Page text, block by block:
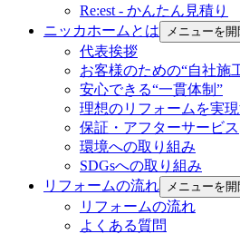
Re:est - かんたん見積り
ニッカホームとは
メニューを開
代表挨拶
お客様のための“自社施
安心できる“一貫体制”
理想のリフォームを実
保証・アフターサービス
環境への取り組み
SDGsへの取り組み
リフォームの流れ
メニューを開
リフォームの流れ
よくある質問